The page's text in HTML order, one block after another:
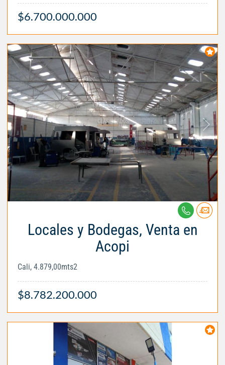
$6.700.000.000
Locales y Bodegas, Venta en
Acopi
Cali, 4.879,00mts2
$8.782.200.000